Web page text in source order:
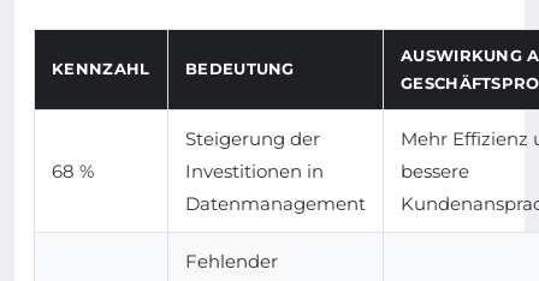
KENNZAHL BEDEUTUNG
AUSWIRKUNG
68 %
Steigerung der
Investitionen in
Datenmanagement
Mehr Effizienz
bessere
Fehlender